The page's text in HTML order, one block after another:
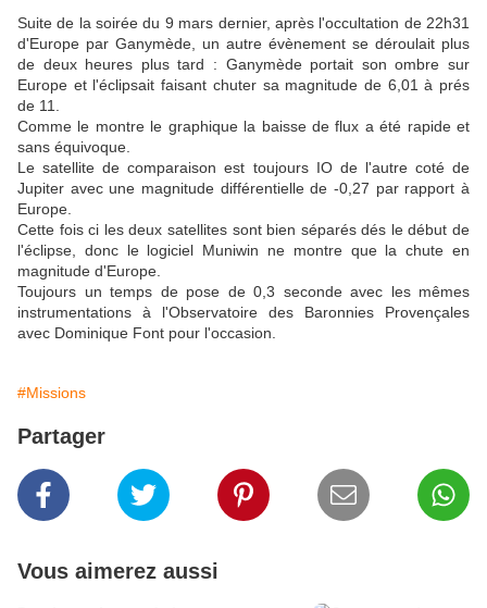
Suite de la soirée du 9 mars dernier, après l'occultation de 22h31
d'Europe par Ganymède, un autre évènement se déroulait plus
de deux heures plus tard : Ganymède portait son ombre sur
Europe et l'éclipsait faisant chuter sa magnitude de 6,01 à prés
de 11.
Comme le montre le graphique la baisse de flux a été rapide et
sans équivoque.
Le satellite de comparaison est toujours IO de l'autre coté de
Jupiter avec une magnitude différentielle de -0,27 par rapport à
Europe.
Cette fois ci les deux satellites sont bien séparés dés le début de
l'éclipse, donc le logiciel Muniwin ne montre que la chute en
magnitude d'Europe.
Toujours un temps de pose de 0,3 seconde avec les mêmes
instrumentations à l'Observatoire des Baronnies Provençales
avec Dominique Font pour l'occasion.
#Missions
Partager
Vous aimerez aussi